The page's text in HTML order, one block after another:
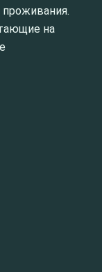
на